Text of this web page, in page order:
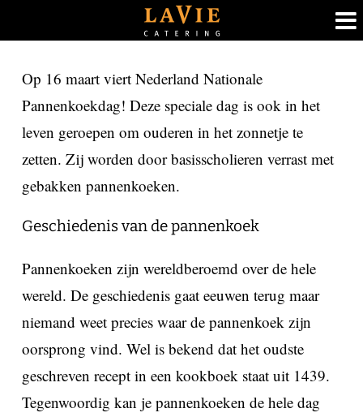
naar
inhoud
Op 16 maart viert Nederland Nationale
Pannenkoekdag! Deze speciale dag is ook in het
leven geroepen om ouderen in het zonnetje te
zetten. Zij worden door basisscholieren verrast met
gebakken pannenkoeken.
Geschiedenis van de pannenkoek
Pannenkoeken zijn wereldberoemd over de hele
wereld. De geschiedenis gaat eeuwen terug maar
niemand weet precies waar de pannenkoek zijn
oorsprong vind. Wel is bekend dat het oudste
geschreven recept in een kookboek staat uit 1439.
Tegenwoordig kan je pannenkoeken de hele dag